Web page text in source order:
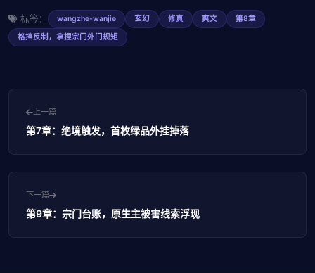
标签： wangzhe-wanjie 玄幻 修真 爽文
第8章
格挡反制，拿捏宗门外门规矩
上一篇
第7章：绝境触发，首枚绿品外挂掉落
下一篇
第9章：宗门台账，原生主被害线索浮现